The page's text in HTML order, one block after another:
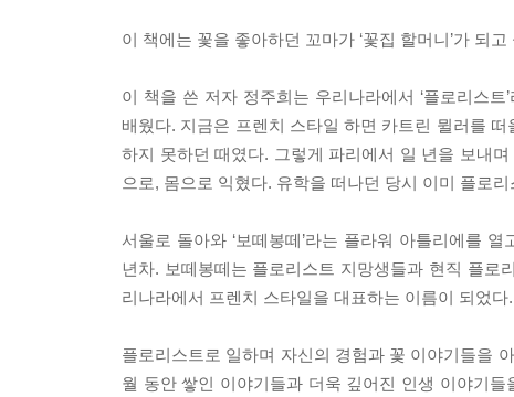
이 책에는 꽃을 좋아하던 꼬마가 ‘꽃집 할머니’가 되
이 책을 쓴 저자 정주희는 우리나라에서 ‘플로리스
배웠다. 지금은 프렌치 스타일 하면 카트린 뮐러를
하지 못하던 때였다. 그렇게 파리에서 일 년을 보내
으로, 몸으로 익혔다. 유학을 떠나던 당시 이미 플로
서울로 돌아와 ‘보떼봉떼’라는 플라워 아틀리에를
년차. 보떼봉떼는 플로리스트 지망생들과 현직 플로
리나라에서 프렌치 스타일을 대표하는 이름이 되었다.
플로리스트로 일하며 자신의 경험과 꽃 이야기들을
월 동안 쌓인 이야기들과 더욱 깊어진 인생 이야기